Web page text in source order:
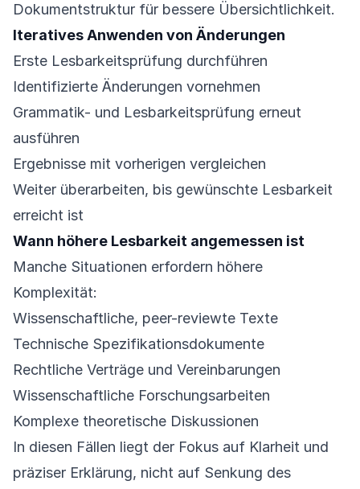
Dokumentstruktur für bessere Übersichtlichkeit.
Iteratives Anwenden von Änderungen
Erste Lesbarkeitsprüfung durchführen
Identifizierte Änderungen vornehmen
Grammatik- und Lesbarkeitsprüfung erneut
ausführen
Ergebnisse mit vorherigen vergleichen
Weiter überarbeiten, bis gewünschte Lesbarkeit
erreicht ist
Wann höhere Lesbarkeit angemessen ist
Manche Situationen erfordern höhere
Komplexität:
Wissenschaftliche, peer-reviewte Texte
Technische Spezifikationsdokumente
Rechtliche Verträge und Vereinbarungen
Wissenschaftliche Forschungsarbeiten
Komplexe theoretische Diskussionen
In diesen Fällen liegt der Fokus auf Klarheit und
präziser Erklärung, nicht auf Senkung des